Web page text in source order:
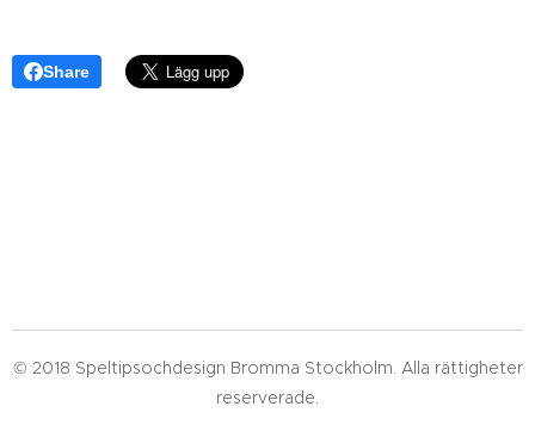
Share
© 2018 Speltipsochdesign Bromma Stockholm. Alla rättigheter
reserverade.